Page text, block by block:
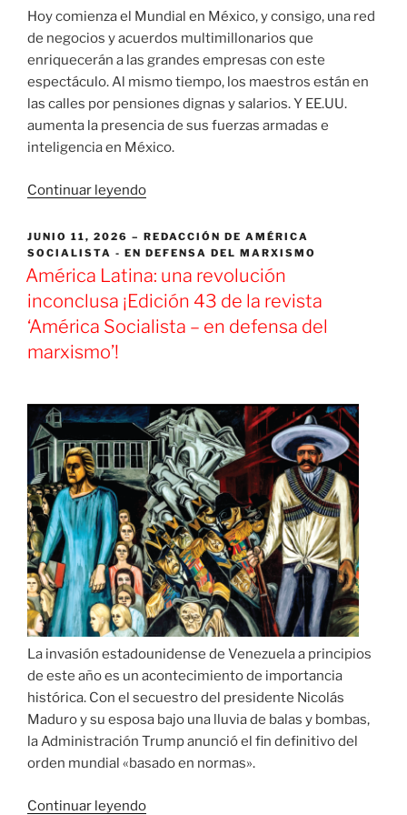
Hoy comienza el Mundial en México, y consigo, una red
de negocios y acuerdos multimillonarios que
enriquecerán a las grandes empresas con este
espectáculo. Al mismo tiempo, los maestros están en
las calles por pensiones dignas y salarios. Y EE.UU.
aumenta la presencia de sus fuerzas armadas e
inteligencia en México.
Continuar leyendo«[PODCAST]
se
defiende
realmente
la
soberanía
PUBLICADO
EL
JUNIO 11, 2026
REDACCIÓN DE AMÉRICA
SOCIALISTA - EN DEFENSA DEL MARXISMO
América Latina: una revolución
inconclusa ¡Edición 43 de la revista
‘América Socialista – en defensa del
marxismo’!
La invasión estadounidense de Venezuela a principios
de este año es un acontecimiento de importancia
histórica. Con el secuestro del presidente Nicolás
Maduro y su esposa bajo una lluvia de balas y bombas,
la Administración Trump anunció el fin definitivo del
orden mundial «basado en normas».
Continuar leyendo«América